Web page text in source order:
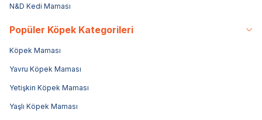
N&D Kedi Maması
Popüler Köpek Kategorileri
Köpek Maması
Yavru Köpek Maması
Yetişkin Köpek Maması
Yaşlı Köpek Maması